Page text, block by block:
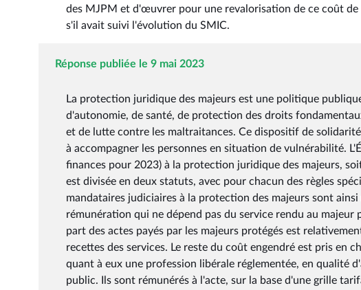
des MJPM et d'œuvrer pour une revalorisation de ce coût
s'il avait suivi l'évolution du SMIC.
Réponse publiée le 9 mai 2023
La protection juridique des majeurs est une politique
d'autonomie, de santé, de protection des droits
et de lutte contre les maltraitances. Ce dispositif de
à accompagner les personnes en situation de vulnérabilité.
finances pour 2023) à la protection juridique des majeurs,
est divisée en deux statuts, avec pour chacun des règles
mandataires judiciaires à la protection des majeurs sont
rémunération qui ne dépend pas du service rendu au
part des actes payés par les majeurs protégés est
recettes des services. Le reste du coût engendré est pris en
quant à eux une profession libérale réglementée, en qualité
public. Ils sont rémunérés à l'acte, sur la base d'une grille